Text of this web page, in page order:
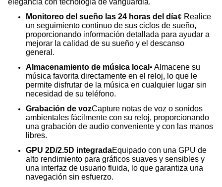
elegancia con tecnología de vanguardia.
Monitoreo del sueño las 24 horas del día¢ Realice
un seguimiento continuo de sus ciclos de sueño,
proporcionando información detallada para ayudar a
mejorar la calidad de su sueño y el descanso
general.
Almacenamiento de música local • Almacene su
música favorita directamente en el reloj, lo que le
permite disfrutar de la música en cualquier lugar sin
necesidad de su teléfono.
Grabación de vozCapture notas de voz o sonidos
ambientales fácilmente con su reloj, proporcionando
una grabación de audio conveniente y con las manos
libres.
GPU 2D/2.5D integradaEquipado con una GPU de
alto rendimiento para gráficos suaves y sensibles y
una interfaz de usuario fluida, lo que garantiza una
navegación sin esfuerzo.